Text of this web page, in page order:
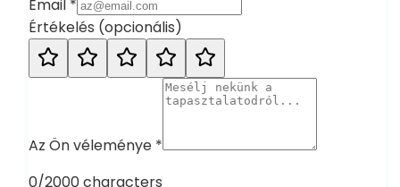
Email *
Értékelés (opcionális)
Az Ön véleménye *
0/2000 characters